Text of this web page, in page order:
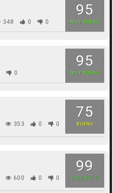
95
MUY BUENO
348 0 0
95
MUY BUENO
0
75
BUENO
353 0 0
99
EXCELENTE
600 0 0